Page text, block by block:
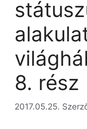
8. rész
2017.05.25.